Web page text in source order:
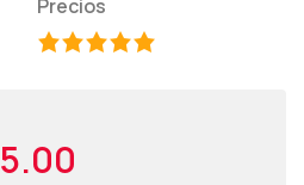
Precios
5.00